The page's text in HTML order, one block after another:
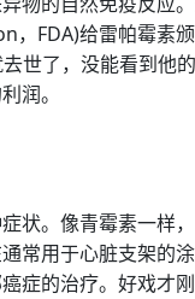
FDA)给雷帕霉素颁
世了，没能看到他
润。
状。像青霉素一样
常用于心脏支架的
症的治疗。好戏才